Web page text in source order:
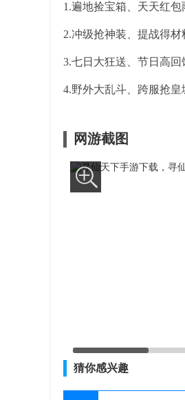
1.遍地捡宝箱、天天红
2.冲级抢神装、提战得
3.七日大狂送、节日高
4.野外大乱斗、跨服抢
网游截图
猜你感兴趣